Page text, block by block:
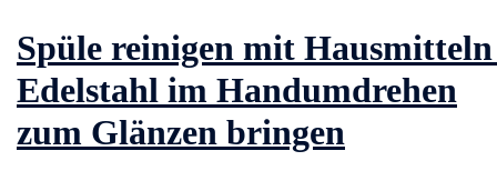
Spüle reinigen mit
Edelstahl im Handumdrehen
zum Glänzen bringen